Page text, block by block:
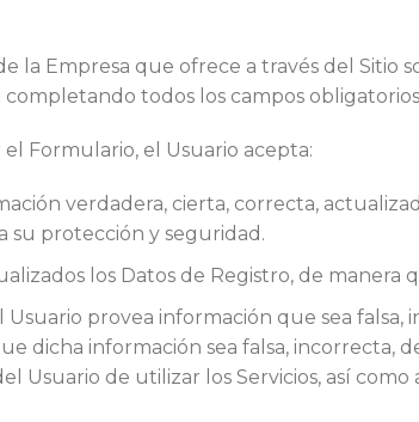
de la Empresa que ofrece a través del
todos los campos
Formulario, el Usuario acepta:
verdadera, cierta, correcta,
su protección y seguridad.
los Datos de Registro, de manera
Usuario provea información que sea
dicha información sea falsa, incorrecta,
Usuario de utilizar los Servicios, así